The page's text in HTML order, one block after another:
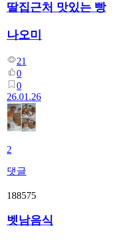
딸집근처 맛있는 빵
나오미
21
0
0
26.01.26
2
댓글
188575
벳남음식